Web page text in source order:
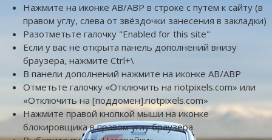
Нажмите на иконке AB/ABP в строке с путём к сайту (в
правом углу, слева от звёздочки занесения в закладки)
Разотметьте галочку "Enabled for this site"
Если у вас не открыта панель дополнений внизу
браузера, нажмите Ctrl+\
В панели дополнений нажмите на иконке AB/ABP
Отметьте галочку «Отключить на riotpixels.com» или
«Отключить на [поддомен].riotpixels.com»
Нажмите правой кнопкой мыши на иконке
блокировщика в правом углу браузера